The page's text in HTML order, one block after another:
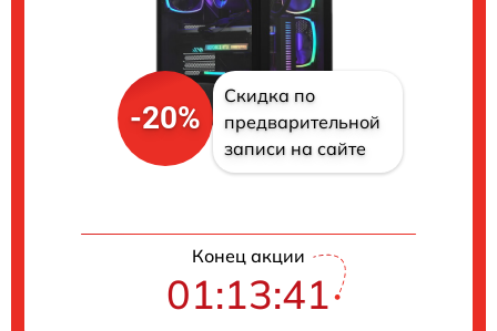
-20%
Скидка по
предварительной
записи на сайте
Конец акции
01:13:40